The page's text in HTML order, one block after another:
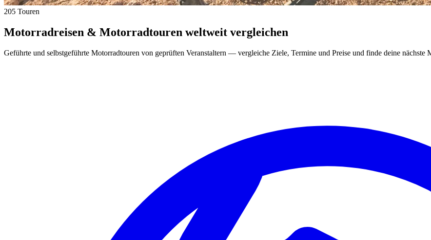
205 Touren
Motorradreisen & Motorradtouren weltweit vergleichen
Geführte und selbstgeführte Motorradtouren von geprüften Veranstaltern — vergleiche Ziele, Termine und Preise und finde deine nächste